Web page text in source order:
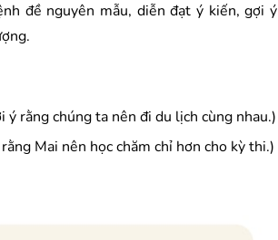
đề nguyên mẫu, diễn đạt ý kiến, gợi ý
rằng chúng ta nên đi du lịch cùng nhau.)
Mai nên học chăm chỉ hơn cho kỳ thi.)